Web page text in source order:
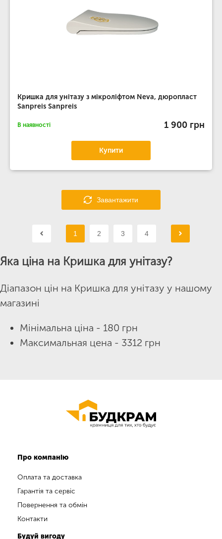
Кришка для унітазу з мікроліфтом Neva, дюропласт
Sanpreis Sanpreis
В наявності 1 900 грн
Купити
Завантажити
1 2 3 4
Яка ціна на Кришка для унітазу?
Діапазон цін на Кришка для унітазу у нашому
магазині
Мінімальна ціна - 180 грн
Максимальная цена - 3312 грн
Про компанію
Оплата та доставка
Гарантія та сервіс
Повернення та обмін
Контакти
Будуй вигоду